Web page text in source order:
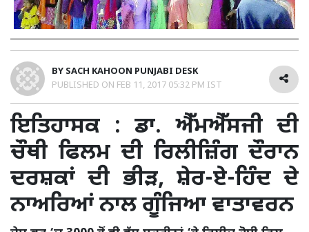
BY SACH KAHOON PUNJABI DESK
PUBLISHED ON FEB 11, 2017 05:32 PM IST
ਇਤਿਹਾਸਕ : ਡਾ. ਐੱਮਐੱਸਜੀ ਦੀ
ਚੌਥੀ ਫਿਲਮ ਦੀ ਰਿਲੀਜ਼ਿੰਗ ਦੌਰਾਨ
ਦਰਸ਼ਕਾਂ ਦੀ ਭੀੜ, ਸ਼ੇਰ-ਏ-ਹਿੰਦ ਦੇ
ਨਾਅਰਿਆਂ ਨਾਲ ਗੂੰਜਿਆ ਵਾਤਾਵਰਨ